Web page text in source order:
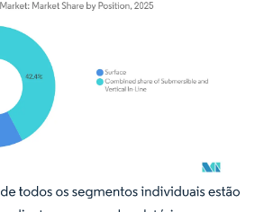
O reuso requer atribuição conforme CC BY 4.0.